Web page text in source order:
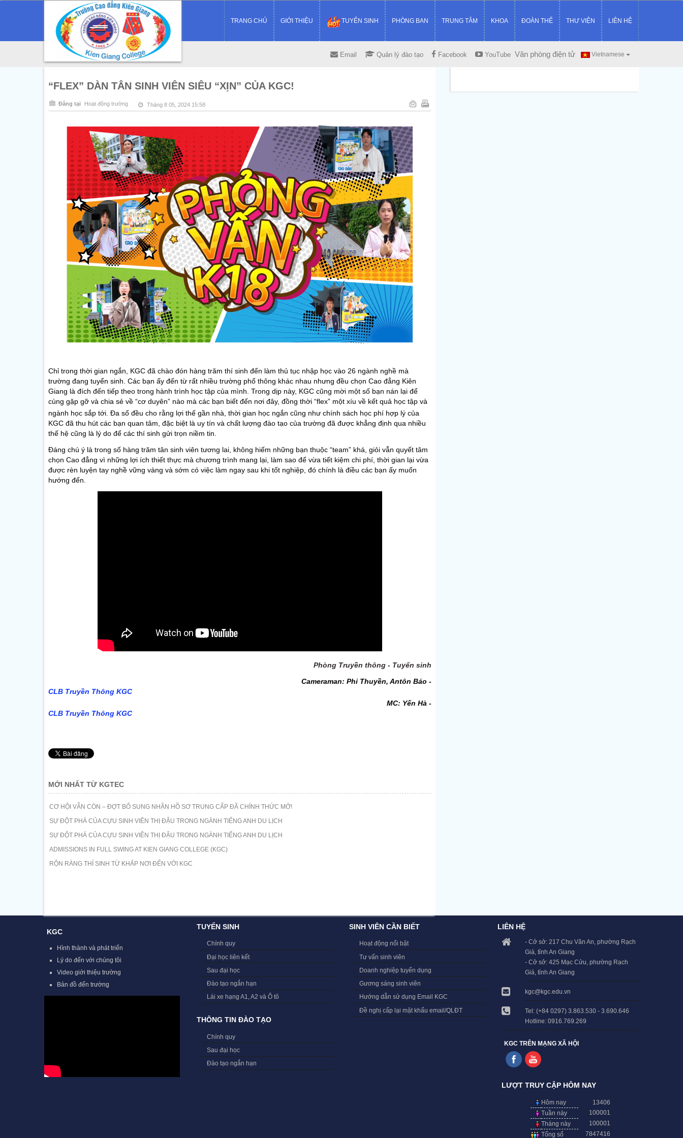
TRANG CHỦ GIỚI THIỆU TUYỂN SINH PHÒNG BAN TRUNG TÂM KHOA ĐOÀN THỂ THƯ VIỆN LIÊN HỆ
Vietnamese
Email Quản lý đào tạo Facebook YouTube Văn phòng điện tử
“FLEX” DÀN TÂN SINH VIÊN SIÊU “XỊN” CỦA KGC!
Đăng tại Hoạt động trường Tháng 8 05, 2024 15:58
Chỉ trong thời gian ngắn, KGC đã chào đón hàng trăm thí sinh đến làm thủ tục nhập học vào 26 ngành nghề mà
trường đang tuyển sinh. Các bạn ấy đến từ rất nhiều trường phổ thông khác nhau nhưng đều chọn Cao đẳng Kiên
Giang là đích đến tiếp theo trong hành trình học tập của mình. Trong dịp này, KGC cũng mời một số bạn nán lại để
cùng gặp gỡ và chia sẻ về “cơ duyên” nào mà các bạn biết đến nơi đây, đồng thời “flex” một xíu về kết quả học tập và
ngành học sắp tới. Đa số đều cho rằng lợi thế gần nhà, thời gian học ngắn cũng như chính sách học phí hợp lý của
KGC đã thu hút các bạn quan tâm, đặc biệt là uy tín và chất lượng đào tạo của trường đã được khẳng định qua nhiều
thế hệ cũng là lý do để các thí sinh gửi trọn niềm tin.
Đáng chú ý là trong số hàng trăm tân sinh viên tương lai, không hiếm những bạn thuộc “team” khá, giỏi vẫn quyết tâm
chọn Cao đẳng vì những lợi ích thiết thực mà chương trình mang lại, làm sao để vừa tiết kiệm chi phí, thời gian lại vừa
được rèn luyện tay nghề vững vàng và sớm có việc làm ngay sau khi tốt nghiệp, đó chính là điều các bạn ấy muốn
hướng đến.
Phòng Truyền thông - Tuyển sinh
Cameraman: Phi Thuyền, Antôn Bảo -
CLB Truyền Thông KGC
MC: Yến Hà -
CLB Truyền Thông KGC
MỚI NHẤT TỪ KGTEC
CƠ HỘI VẪN CÒN – ĐỢT BỔ SUNG NHẬN HỒ SƠ TRUNG CẤP ĐÃ CHÍNH THỨC MỞ!
SỰ ĐỘT PHÁ CỦA CỰU SINH VIÊN THỊ ĐẬU TRONG NGÀNH TIẾNG ANH DU LỊCH
SỰ ĐỘT PHÁ CỦA CỰU SINH VIÊN THỊ ĐẬU TRONG NGÀNH TIẾNG ANH DU LỊCH
ADMISSIONS IN FULL SWING AT KIEN GIANG COLLEGE (KGC)
RỘN RÀNG THÍ SINH TỪ KHẮP NƠI ĐẾN VỚI KGC
KGC
Hình thành và phát triển
Lý do đến với chúng tôi
Video giới thiệu trường
Bản đồ đến trường
TUYỂN SINH
Chính quy
Đại học liên kết
Sau đại học
Đào tạo ngắn hạn
Lái xe hạng A1, A2 và Ô tô
THÔNG TIN ĐÀO TẠO
Chính quy
Sau đại học
Đào tạo ngắn hạn
SINH VIÊN CẦN BIẾT
Hoạt động nổi bật
Tư vấn sinh viên
Doanh nghiệp tuyển dụng
Gương sáng sinh viên
Hướng dẫn sử dụng Email KGC
Đề nghị cấp lại mật khẩu email/QLĐT
LIÊN HỆ
- Cở sở: 217 Chu Văn An, phường Rạch
Giá, tỉnh An Giang
- Cở sở: 425 Mạc Cửu, phường Rạch
Giá, tỉnh An Giang
kgc@kgc.edu.vn
Tel: (+84 0297) 3.863.530 - 3.690.646
Hotline: 0916.769.269
KGC TRÊN MẠNG XÃ HỘI
LƯỢT TRUY CẬP HÔM NAY
Hôm nay
13406
Tuần này
100001
Tháng này
100001
Tổng số
7847416